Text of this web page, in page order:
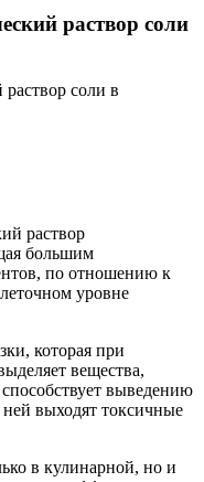
раствор соли
раствор
большим
по отношению к
уровне
которая при
вещества,
выведению
выходят токсичные
в кулинарной, но и